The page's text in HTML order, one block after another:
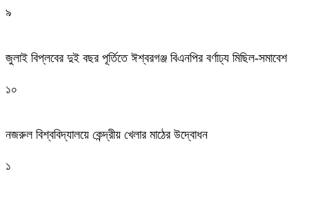
৯
জুলাই বিপ্লবের দুই বছর পূর্তিতে ঈশ্বরগঞ্জ বিএনপির বর্ণাঢ্য মিছিল-সমাবেশ
১০
নজরুল বিশ্ববিদ্যালয়ে কেন্দ্রীয় খেলার মাঠের উদ্বোধন
১